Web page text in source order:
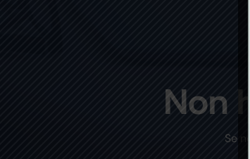
Non
Se